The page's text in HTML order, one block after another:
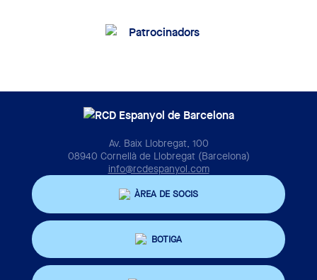
Av. Baix Llobregat, 100
08940 Cornellà de Llobregat (Barcelona)
info@rcdespanyol.com
ÀREA DE SOCIS
BOTIGA